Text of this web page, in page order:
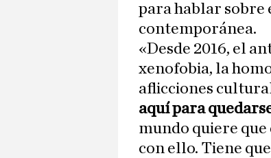
para hablar sobre
contemporánea.
«Desde 2016, el
xenofobia, la
aflicciones
aquí para
mundo quiere
con ello. Tiene